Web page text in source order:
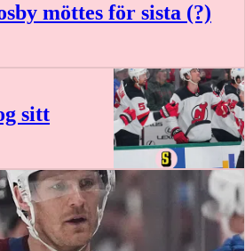
möttes för sista (?)
sitt